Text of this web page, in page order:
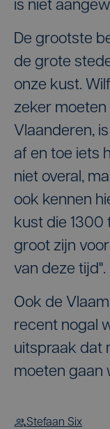
is niet
De grootste
de grote
onze kust.
zeker moeten
Vlaanderen,
af en toe iets
niet overal,
ook kennen
kust die
groot zijn
van deze tijd".
Ook de
recent nogal
uitspraak dat
moeten gaan
Stefaan Six